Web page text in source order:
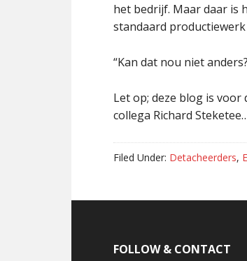
het bedrijf. Maar daar is
standaard
“Kan dat nou niet
Let op; deze blog is
collega Richard
Filed Under: Detacheerders,
FOLLOW & CONTACT